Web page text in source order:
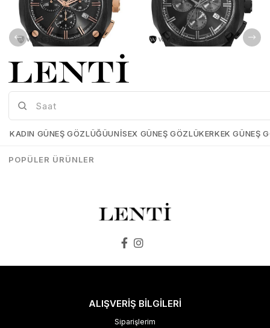
Wainer-WA-10000-C Wainer-WA-10000-E
ALIŞVERİŞ BİLGİLERİ
Siparişlerim
KADIN GÜNEŞ GÖZLÜĞÜUNISEX GÜNEŞ GÖZLÜKERKEK GÜNEŞ
POPÜLER ÜRÜNLER